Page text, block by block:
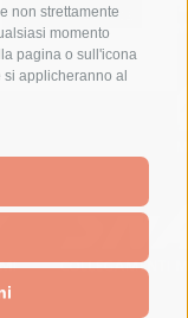
non strettamente
momento
pagina o sull'icona
si applicheranno al
vincenzo de luca